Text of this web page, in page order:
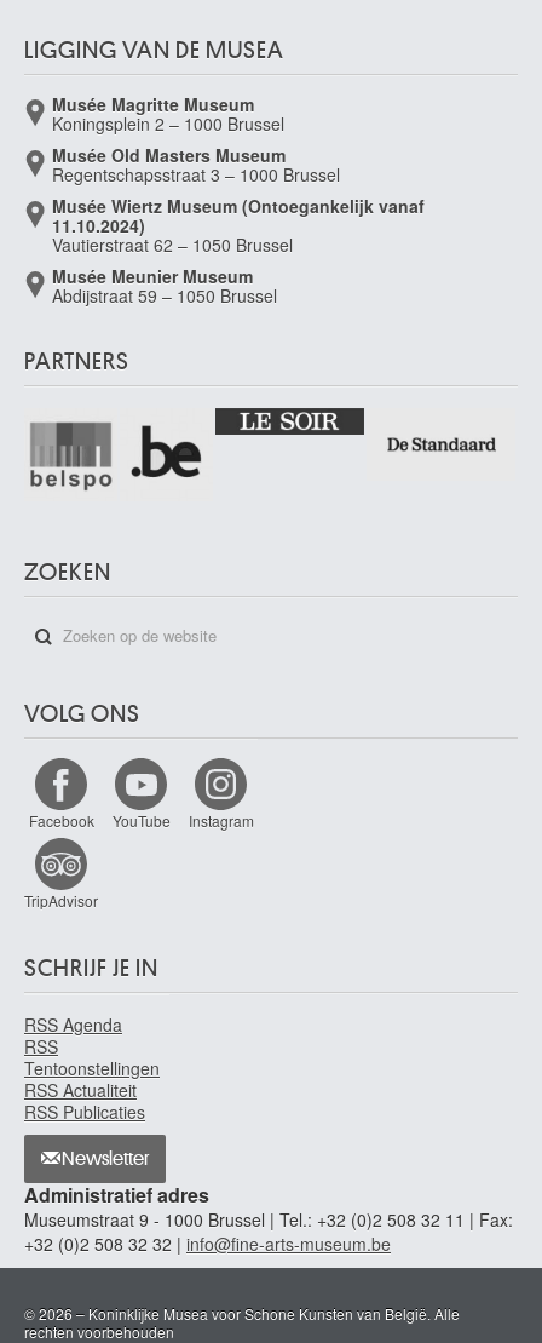
LIGGING VAN DE MUSEA
Musée Magritte Museum
Koningsplein 2 – 1000 Brussel
Musée Old Masters Museum
Regentschapsstraat 3 – 1000 Brussel
Musée Wiertz Museum (Ontoegankelijk vanaf
11.10.2024)
Vautierstraat 62 – 1050 Brussel
Musée Meunier Museum
Abdijstraat 59 – 1050 Brussel
PARTNERS
ZOEKEN
VOLG ONS
Facebook YouTube Instagram
TripAdvisor
SCHRIJF JE IN
RSS Agenda
RSS
Tentoonstellingen
RSS Actualiteit
RSS Publicaties
Newsletter
Administratief adres
Museumstraat 9 - 1000 Brussel | Tel.: +32 (0)2 508 32 11 | Fax:
+32 (0)2 508 32 32 | info@fine-arts-museum.be
© 2026 – Koninklijke Musea voor Schone Kunsten van België. Alle
rechten voorbehouden